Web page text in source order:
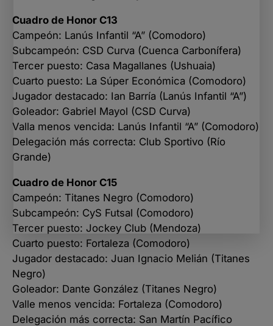
Cuadro de Honor C13
Campeón: Lanús Infantil “A” (Comodoro)
Subcampeón: CSD Curva (Cuenca Carbonífera)
Tercer puesto: Casa Magallanes (Ushuaia)
Cuarto puesto: La Súper Económica (Comodoro)
Jugador destacado: Ian Barría (Lanús Infantil “A”)
Goleador: Gabriel Mayol (CSD Curva)
Valla menos vencida: Lanús Infantil “A” (Comodoro)
Delegación más correcta: Club Sportivo (Río
Grande)
Cuadro de Honor C15
Campeón: Titanes Negro (Comodoro)
Subcampeón: CyS Futsal (Comodoro)
Tercer puesto: Jockey Club (Mendoza)
Cuarto puesto: Fortaleza (Comodoro)
Jugador destacado: Juan Ignacio Melián (Titanes
Negro)
Goleador: Dante González (Titanes Negro)
Valle menos vencida: Fortaleza (Comodoro)
Delegación más correcta: San Martín Pacífico